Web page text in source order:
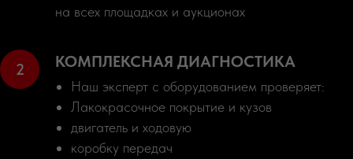
на всех площадках и аукционах
КОМПЛЕКСНАЯ ДИАГНОСТИКА
Наш эксперт с оборудованием проверяет:
Лакокрасочное покрытие и кузов
двигатель и ходовую
коробку передач